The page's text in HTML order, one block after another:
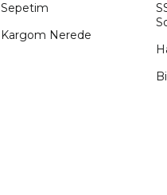
Sepetim
Kargom Nerede